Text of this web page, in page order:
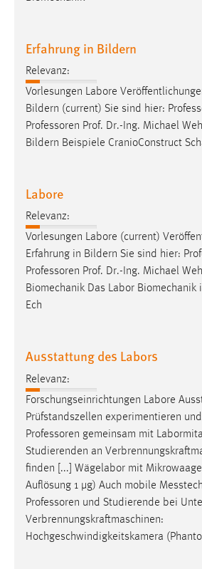
Erfahrung in Bildern
Relevanz:
Vorlesungen Labore
Bildern (current) Sie sind hier:
Professoren Prof. Dr.-Ing. Michael
Bildern Beispiele CranioConstruct
Labore
Relevanz:
Vorlesungen Labore (current)
Erfahrung in Bildern Sie sind hier:
Professoren Prof. Dr.-Ing. Michael
Biomechanik Das Labor Biomechanik
Ech
Ausstattung des Labors
Relevanz:
Forschungseinrichtungen Labore
Prüfstandszellen experimentieren
Professoren gemeinsam mit
Studierenden an
finden [...] Wägelabor mit
Auflösung 1 µg) Auch mobile
Professoren und Studierende bei
Verbrennungskraftmaschinen:
Hochgeschwindigkeitskamera